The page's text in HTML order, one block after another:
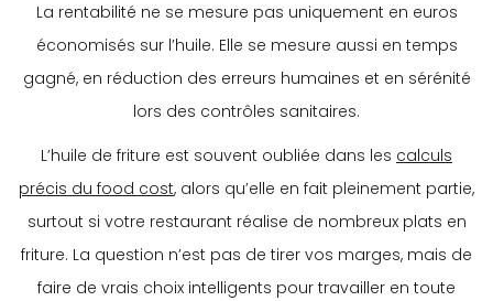
La rentabilité ne se mesure pas uniquement en euros
économisés sur l’huile. Elle se mesure aussi en temps
gagné, en réduction des erreurs humaines et en sérénité
lors des contrôles sanitaires.
L’huile de friture est souvent oubliée dans les calculs
précis du food cost, alors qu’elle en fait pleinement partie,
surtout si votre restaurant réalise de nombreux plats en
friture. La question n’est pas de tirer vos marges, mais de
faire de vrais choix intelligents pour travailler en toute